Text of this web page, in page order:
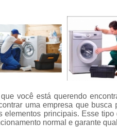
você está querendo
uma empresa que
elementos principais. Esse
normal e garante